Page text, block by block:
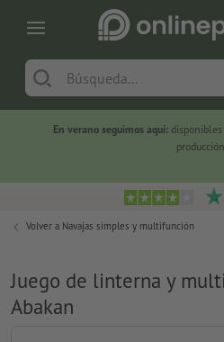
En verano seguimos aquí:
Volver a Navajas simples y multifunción
Juego de linterna y
Abakan